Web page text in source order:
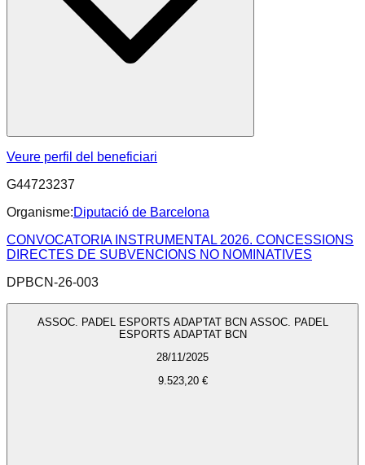
Veure perfil del beneficiari
G44723237
Organisme:Diputació de Barcelona
CONVOCATORIA INSTRUMENTAL 2026. CONCESSIONS
DIRECTES DE SUBVENCIONS NO NOMINATIVES
DPBCN-26-003
ASSOC. PADEL ESPORTS ADAPTAT BCN ASSOC. PADEL
ESPORTS ADAPTAT BCN
28/11/2025
9.523,20 €